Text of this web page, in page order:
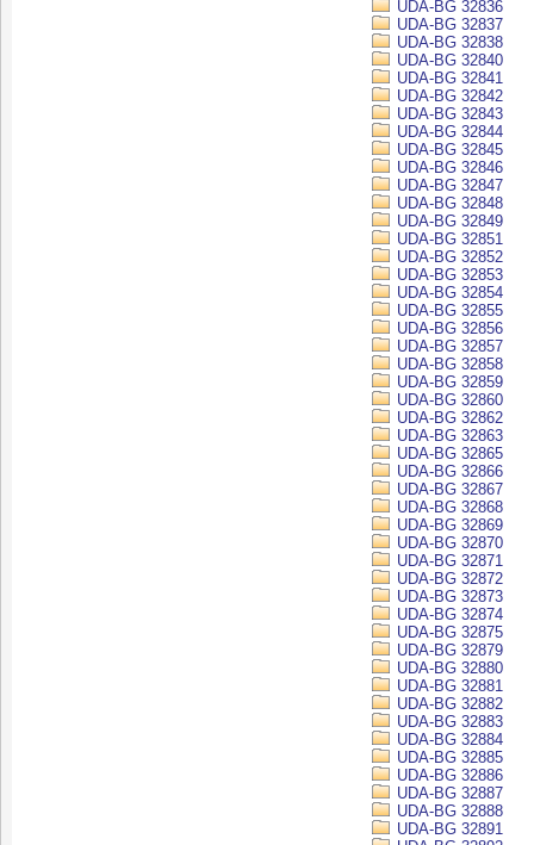
UDA-BG 32836
UDA-BG 32837
UDA-BG 32838
UDA-BG 32840
UDA-BG 32841
UDA-BG 32842
UDA-BG 32843
UDA-BG 32844
UDA-BG 32845
UDA-BG 32846
UDA-BG 32847
UDA-BG 32848
UDA-BG 32849
UDA-BG 32851
UDA-BG 32852
UDA-BG 32853
UDA-BG 32854
UDA-BG 32855
UDA-BG 32856
UDA-BG 32857
UDA-BG 32858
UDA-BG 32859
UDA-BG 32860
UDA-BG 32862
UDA-BG 32863
UDA-BG 32865
UDA-BG 32866
UDA-BG 32867
UDA-BG 32868
UDA-BG 32869
UDA-BG 32870
UDA-BG 32871
UDA-BG 32872
UDA-BG 32873
UDA-BG 32874
UDA-BG 32875
UDA-BG 32879
UDA-BG 32880
UDA-BG 32881
UDA-BG 32882
UDA-BG 32883
UDA-BG 32884
UDA-BG 32885
UDA-BG 32886
UDA-BG 32887
UDA-BG 32888
UDA-BG 32891